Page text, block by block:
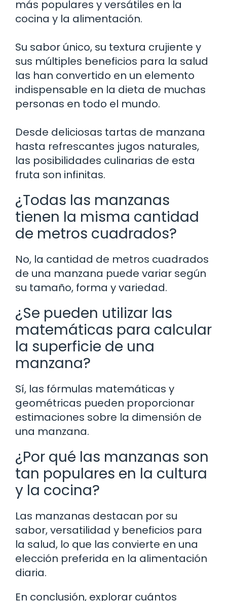
más populares y versátiles en la
cocina y la alimentación.
Su sabor único, su textura crujiente y
sus múltiples beneficios para la salud
las han convertido en un elemento
indispensable en la dieta de muchas
personas en todo el mundo.
Desde deliciosas tartas de manzana
hasta refrescantes jugos naturales,
las posibilidades culinarias de esta
fruta son infinitas.
¿Todas las manzanas
tienen la misma cantidad
de metros cuadrados?
No, la cantidad de metros cuadrados
de una manzana puede variar según
su tamaño, forma y variedad.
¿Se pueden utilizar las
matemáticas para calcular
la superficie de una
manzana?
Sí, las fórmulas matemáticas y
geométricas pueden proporcionar
estimaciones sobre la dimensión de
una manzana.
¿Por qué las manzanas son
tan populares en la cultura
y la cocina?
Las manzanas destacan por su
sabor, versatilidad y beneficios para
la salud, lo que las convierte en una
elección preferida en la alimentación
diaria.
En conclusión, explorar cuántos